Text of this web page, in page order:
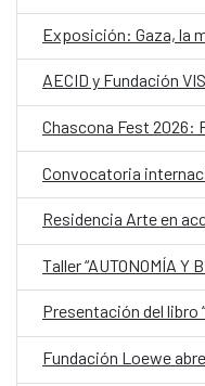
Residencia Arte en